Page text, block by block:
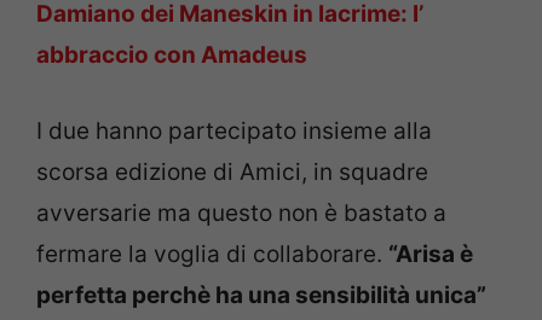
Damiano dei Maneskin in lacrime: l’
abbraccio con Amadeus
I due hanno partecipato insieme alla
scorsa edizione di Amici, in squadre
avversarie ma questo non è bastato a
fermare la voglia di collaborare. “Arisa è
perfetta perchè ha una sensibilità unica”